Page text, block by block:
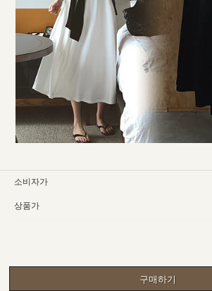
소비자가
상품가
구매하기